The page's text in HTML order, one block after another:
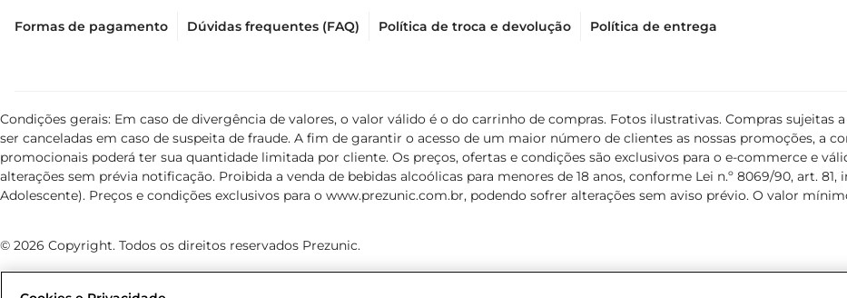
Formas de pagamento Dúvidas frequentes (FAQ) Política de troca e devolução Política de entrega
Condições gerais: Em caso de divergência de valores, o valor válido é o do carrinho de compras. Fotos ilustrativas. Compras sujeitas
ser canceladas em caso de suspeita de fraude. A fim de garantir o acesso de um maior número de clientes as nossas promoções, a
promocionais poderá ter sua quantidade limitada por cliente. Os preços, ofertas e condições são exclusivos para o e-commerce e
alterações sem prévia notificação. Proibida a venda de bebidas alcoólicas para menores de 18 anos, conforme Lei n.º 8069/90, art. 81,
Adolescente). Preços e condições exclusivos para o www.prezunic.com.br, podendo sofrer alterações sem aviso prévio. O valor
© 2026 Copyright. Todos os direitos reservados Prezunic.